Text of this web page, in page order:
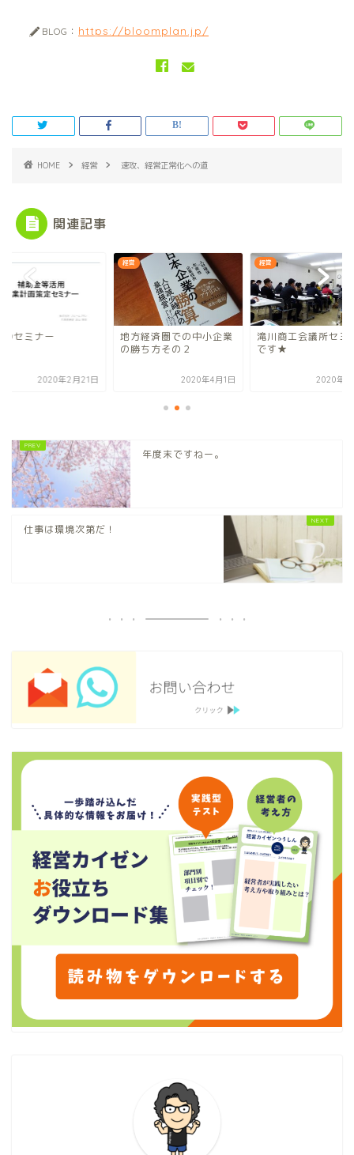
BLOG： https://bloomplan.jp/
HOME 経営 速攻、経営正常化への道
関連記事
のセミナー
2020年2月21日
経営
地方経済圏での中小企業
の勝ち方その２
2020年4月1日
経営
滝川商工会議所セミ
です★
2020年2
年度末ですねー。
仕事は環境次第だ！